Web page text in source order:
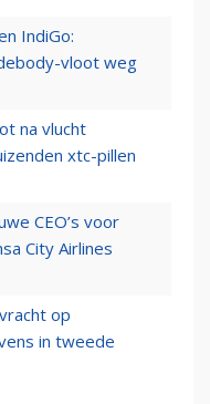
IndiGo:
vloot weg
na vlucht
xtc-pillen
CEO’s voor
City Airlines
op
in tweede